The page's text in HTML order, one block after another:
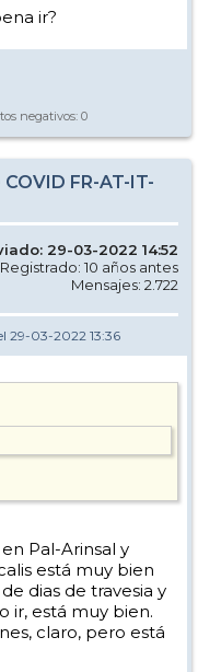
ir?
negativos: 0
FR-AT-IT-
29-03-2022 14:52
Registrado: 10 años antes
Mensajes: 2.722
29-03-2022 13:36
Pal-Arinsal y
está muy bien
dias de travesia y
ir, está muy bien.
claro, pero está